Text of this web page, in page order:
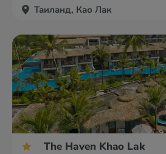
Таиланд, Као Лак
The Haven Khao Lak